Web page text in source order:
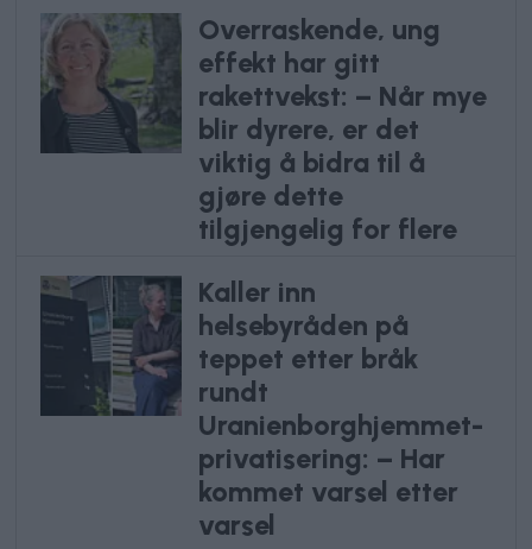
Overraskende, ung
effekt har gitt
rakettvekst: – Når mye
blir dyrere, er det
viktig å bidra til å
gjøre dette
tilgjengelig for flere
Kaller inn
helsebyråden på
teppet etter bråk
rundt
Uranienborghjemmet-
privatisering: – Har
kommet varsel etter
varsel